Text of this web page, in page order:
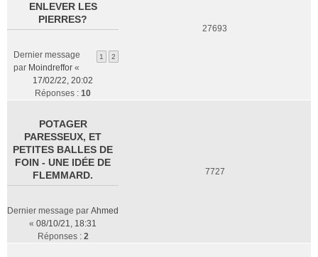
ENLEVER LES
PIERRES?
1 2
Dernier message
par Moindreffor «
17/02/22, 20:02
Réponses : 10
27693
POTAGER
PARESSEUX, ET
PETITES BALLES DE
FOIN - UNE IDÉE DE
FLEMMARD.
Dernier message par Ahmed
« 08/10/21, 18:31
Réponses : 2
7727